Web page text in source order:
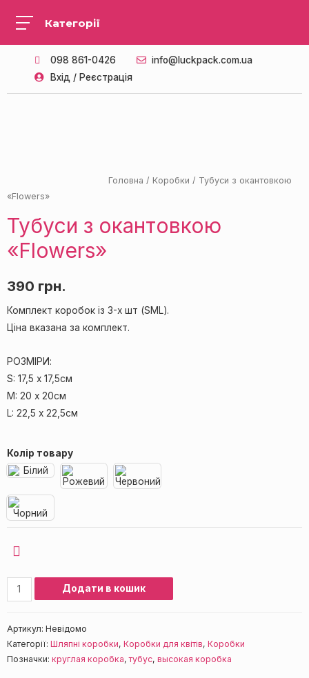
098 861-0426
info@luckpack.com.ua
Вхід / Реєстрація
Головна / Коробки / Тубуси з окантовкою
«Flowers»
Тубуси з окантовкою
«Flowers»
390 грн.
Комплект коробок із 3-х шт (SML).
Ціна вказана за комплект.
РОЗМІРИ:
S: 17,5 х 17,5см
M: 20 х 20см
L: 22,5 х 22,5см
Колір товару
Додати в кошик
Артикул: Невідомо
Категорії: Шляпні коробки, Коробки для квітів, Коробки
Позначки: круглая коробка,тубус, высокая коробка